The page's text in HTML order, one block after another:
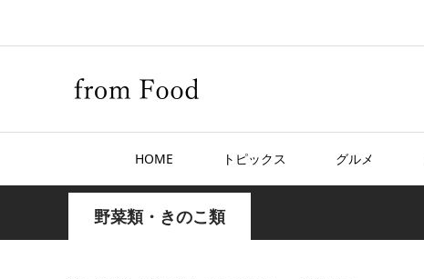
HOME トピックス グルメ
野菜類・きのこ類